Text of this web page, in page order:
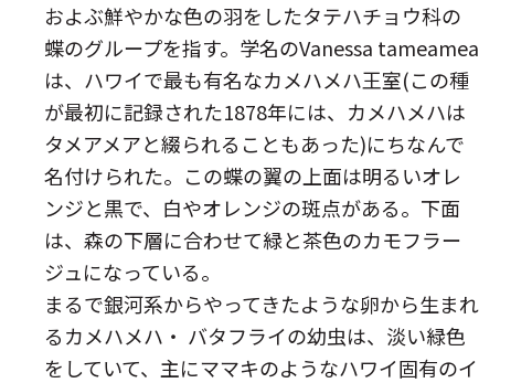
およぶ鮮やかな色の羽をしたタテハチョウ科の
蝶のグループを指す。学名のVanessa tameamea
は、ハワイで最も有名なカメハメハ王室(この種
が最初に記録された1878年には、カメハメハは
タメアメアと綴られることもあった)にちなんで
名付けられた。この蝶の翼の上面は明るいオレ
ンジと黒で、白やオレンジの斑点がある。下面
は、森の下層に合わせて緑と茶色のカモフラー
ジュになっている。
まるで銀河系からやってきたような卵から生まれ
るカメハメハ・ バタフライの幼虫は、淡い緑色
をしていて、主にママキのようなハワイ固有のイ